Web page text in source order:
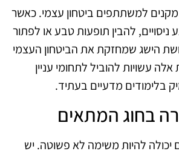
מקנים למשתתפים ביטחון עצמי. כאשר
ניסויים, להבין תופעות טבע או לפתור
הישג שמחזקת את הביטחון העצמי
אלה עשויות להוביל לתחומי עניין
בלימודים מדעיים בעתיד.
בחוג המתאים
יכולה להיות משימה לא פשוטה. יש